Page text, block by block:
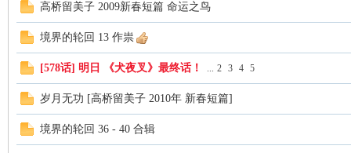
高桥留美子 2009新春短篇 命运之鸟
境界的轮回 13 作祟
[578话] 明日 《犬夜叉》最终话！ ... 2 3 4 5
岁月无功 [高桥留美子 2010年 新春短篇]
境界的轮回 36 - 40 合辑